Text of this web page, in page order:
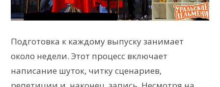
Подготовка к каждому выпуску занимает
около недели. Этот процесс включает
написание шуток, читку сценариев,